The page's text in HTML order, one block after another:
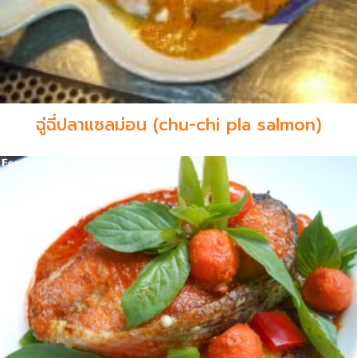
ฉู่ฉี่ปลาแซลม่อน (chu-chi pla salmon)